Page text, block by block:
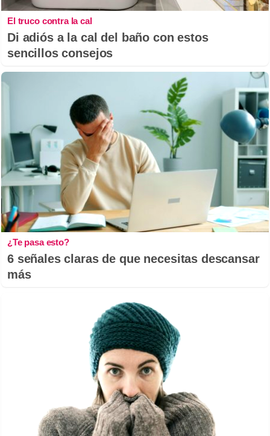
El truco contra la cal
Di adiós a la cal del baño con estos
sencillos consejos
¿Te pasa esto?
6 señales claras de que necesitas descansar
más